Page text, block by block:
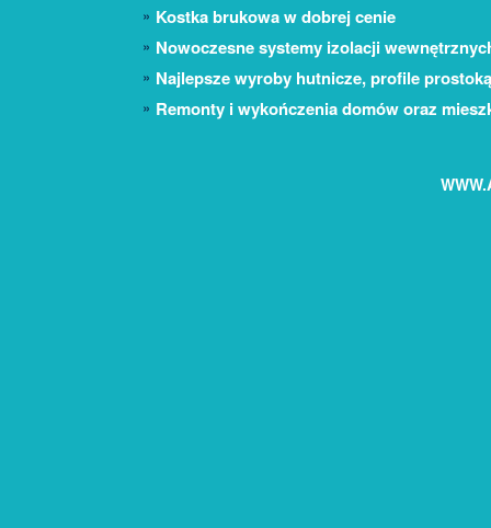
Kostka brukowa w dobrej cenie
Nowoczesne systemy izolacji
Najlepsze wyroby hutnicze, profile
Remonty i wykończenia domów oraz